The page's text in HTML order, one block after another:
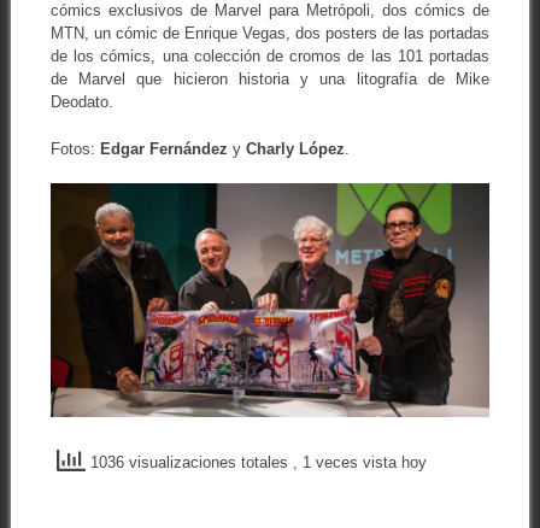
cómics exclusivos de Marvel para Metrópoli, dos cómics de
MTN, un cómic de Enrique Vegas, dos posters de las portadas
de los cómics, una colección de cromos de las 101 portadas
de Marvel que hicieron historia y una litografía de Mike
Deodato.
Fotos: Edgar Fernández y Charly López
1036 visualizaciones totales , 1 veces vista hoy